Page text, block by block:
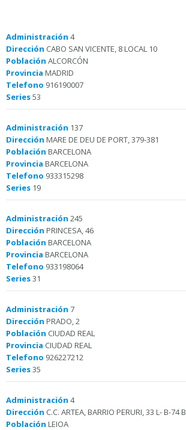
Administración 4
Dirección CABO SAN VICENTE, 8 LOCAL 10
Población ALCORCÓN
Provincia MADRID
Telefono 916190007
Series53
Administración 137
Dirección MARE DE DEU DE PORT, 379-381
Población BARCELONA
Provincia BARCELONA
Telefono 933315298
Series 19
Administración 245
Dirección PRINCESA, 46
Población BARCELONA
Provincia BARCELONA
Telefono 933198064
Series31
Administración 7
Dirección PRADO, 2
Población CIUDAD REAL
Provincia CIUDAD REAL
Telefono 926227212
Series35
Administración 4
Dirección C.C. ARTEA, BARRIO PERURI, 33 L- B-74 B
Población LEIOA